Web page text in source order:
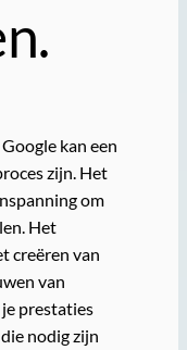
kan een
zijn. Het
om
Het
creëren van
van
prestaties
nodig zijn